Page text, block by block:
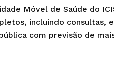
Móvel de Saúde do
incluindo consultas,
com previsão de